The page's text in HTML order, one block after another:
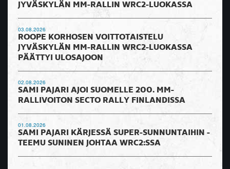
JYVÄSKYLÄN MM-RALLIN WRC2-LUOKASSA
03.08.2026
ROOPE KORHOSEN VOITTOTAISTELU
JYVÄSKYLÄN MM-RALLIN WRC2-LUOKASSA
PÄÄTTYI ULOSAJOON
02.08.2026
SAMI PAJARI AJOI SUOMELLE 200. MM-
RALLIVOITON SECTO RALLY FINLANDISSA
01.08.2026
SAMI PAJARI KÄRJESSÄ SUPER-SUNNUNTAIHIN -
TEEMU SUNINEN JOHTAA WRC2:SSA